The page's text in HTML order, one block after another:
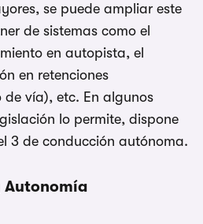
se puede ampliar este
de sistemas como el
en autopista, el
en retenciones
vía), etc. En algunos
lo permite, dispone
3 de conducción autónoma.
Autonomía